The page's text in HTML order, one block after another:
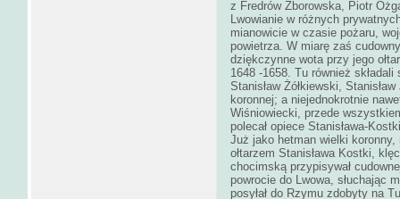
z Fredrów Zborowska, Piotr
Lwowianie w różnych
mianowicie w czasie pożaru,
powietrza. W miarę zaś
dziękczynne wota przy jego
1648 -1658. Tu również
Stanisław Żółkiewski,
koronnej; a niejednokrotnie
Wiśniowiecki, przede
polecał opiece Stanisława-
Już jako hetman wielki koronny,
ołtarzem Stanisława Kostki,
chocimską przypisywał
powrocie do Lwowa, słuchając
posyłał do Rzymu zdobyty na